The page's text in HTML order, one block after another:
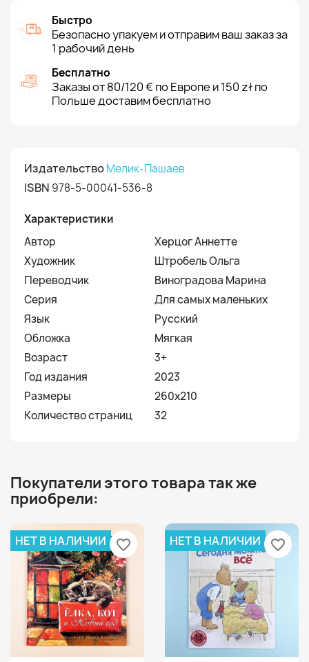
Быстро
Безопасно упакуем и отправим ваш заказ за
1 рабочий день
Бесплатно
Заказы от 80/120 € по Европе и 150 zł по
Польше доставим бесплатно
ИздательствоМелик-Пашаев
ISBN 978-5-00041-536-8
Характеристики
Автор
Херцог Аннетте
Художник
Штробель Ольга
Переводчик
Виноградова Марина
Серия
Для самых маленьких
Язык
Русский
Обложка
Мягкая
Возраст
3+
Год издания
2023
Размеры
260х210
Количество страниц
32
Покупатели этого товара так же
приобрели:
НЕТ В НАЛИЧИИ favorite_border НЕТ В НАЛИЧИИ favorite_border